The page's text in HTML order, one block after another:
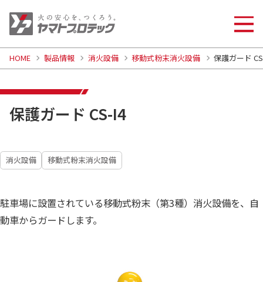
保護ガード CS-I4
HOME 製品情報 消火設備 移動式粉末消火設備 保護ガード
消火設備 移動式粉末消火設備
駐車場に設置されている移動式粉末（第3種）消火設備を、自
動車からガードします。